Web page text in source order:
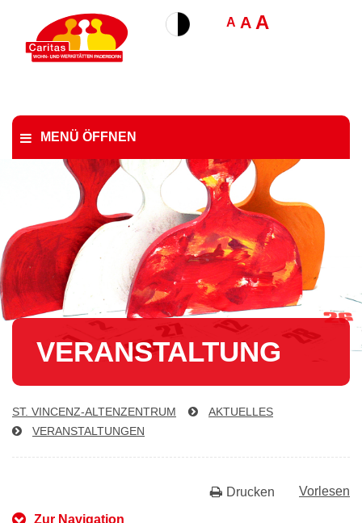
A A A
MENÜ ÖFFNEN
VER­AN­STAL­TUNG
ST. VIN­CENZ-AL­TEN­ZEN­TRUM
AKTUELLES
VER­AN­STAL­TUN­GEN
Vorlesen
Drucken
Zur Navigation